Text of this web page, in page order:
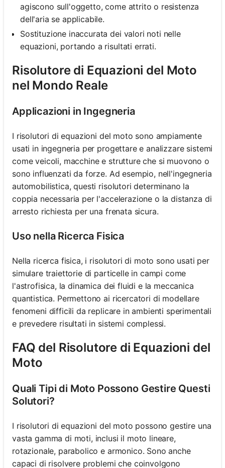
agiscono sull'oggetto, come attrito o resistenza
dell'aria se applicabile.
Sostituzione inaccurata dei valori noti nelle
equazioni, portando a risultati errati.
Risolutore di Equazioni del Moto
nel Mondo Reale
Applicazioni in Ingegneria
I risolutori di equazioni del moto sono ampiamente
usati in ingegneria per progettare e analizzare sistemi
come veicoli, macchine e strutture che si muovono o
sono influenzati da forze. Ad esempio, nell'ingegneria
automobilistica, questi risolutori determinano la
coppia necessaria per l'accelerazione o la distanza di
arresto richiesta per una frenata sicura.
Uso nella Ricerca Fisica
Nella ricerca fisica, i risolutori di moto sono usati per
simulare traiettorie di particelle in campi come
l'astrofisica, la dinamica dei fluidi e la meccanica
quantistica. Permettono ai ricercatori di modellare
fenomeni difficili da replicare in ambienti sperimentali
e prevedere risultati in sistemi complessi.
FAQ del Risolutore di Equazioni del
Moto
Quali Tipi di Moto Possono Gestire Questi
Solutori?
I risolutori di equazioni del moto possono gestire una
vasta gamma di moti, inclusi il moto lineare,
rotazionale, parabolico e armonico. Sono anche
capaci di risolvere problemi che coinvolgono